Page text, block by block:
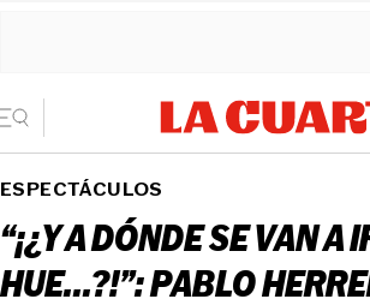
ESPECTÁCULOS
“¡¿Y A DÓNDE SE VAN A
HUE...?!”: PABLO